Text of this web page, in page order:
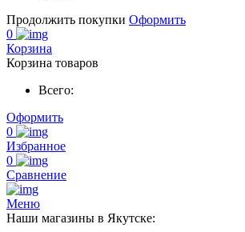
Продолжить покупки Оформить
0
Корзина
Корзина товаров
Всего:
Оформить
0
Избранное
0
Сравнение
Меню
Наши магазины в Якутске: